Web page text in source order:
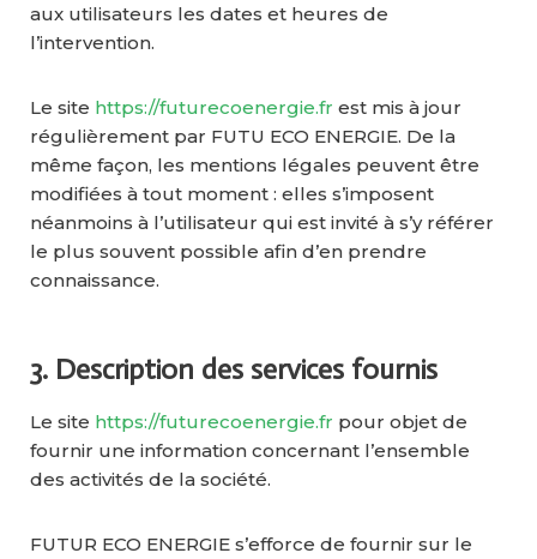
aux utilisateurs les dates et heures de
l’intervention.
Le site https://futurecoenergie.fr est mis à jour
régulièrement par FUTU ECO ENERGIE. De la
même façon, les mentions légales peuvent être
modifiées à tout moment : elles s’imposent
néanmoins à l’utilisateur qui est invité à s’y référer
le plus souvent possible afin d’en prendre
connaissance.
3. Description des services fournis
Le site https://futurecoenergie.fr pour objet de
fournir une information concernant l’ensemble
des activités de la société.
FUTUR ECO ENERGIE s’efforce de fournir sur le